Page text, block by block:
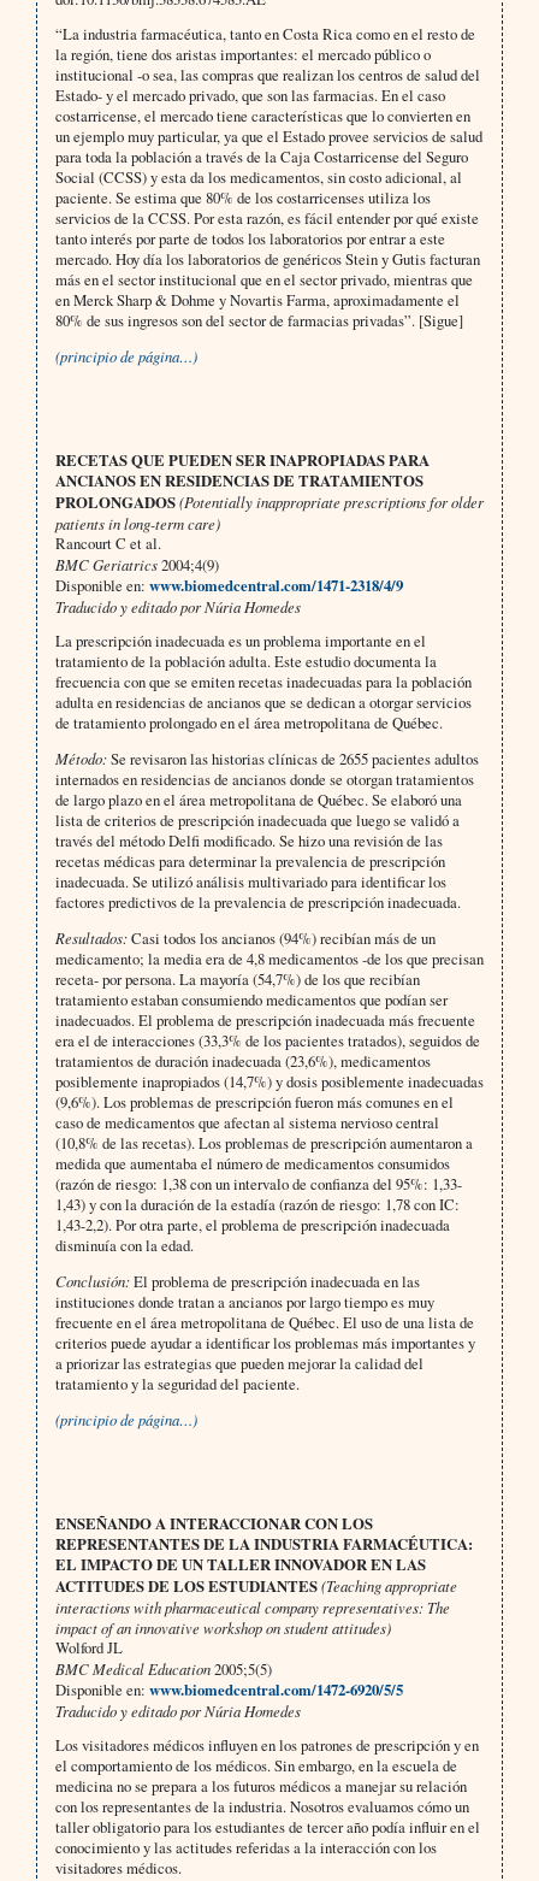
“La industria farmacéutica, tanto en Costa Rica como en el resto de
la región, tiene dos aristas importantes: el mercado público o
institucional -o sea, las compras que realizan los centros de salud del
Estado- y el mercado privado, que son las farmacias. En el caso
costarricense, el mercado tiene características que lo convierten en
un ejemplo muy particular, ya que el Estado provee servicios de salud
para toda la población a través de la Caja Costarricense del Seguro
Social (CCSS) y esta da los medicamentos, sin costo adicional, al
paciente. Se estima que 80% de los costarricenses utiliza los
servicios de la CCSS. Por esta razón, es fácil entender por qué existe
tanto interés por parte de todos los laboratorios por entrar a este
mercado. Hoy día los laboratorios de genéricos Stein y Gutis facturan
más en el sector institucional que en el sector privado, mientras que
en Merck Sharp & Dohme y Novartis Farma, aproximadamente el
80% de sus ingresos son del sector de farmacias privadas”. [Sigue]
(principio de página…)
RECETAS QUE PUEDEN SER INAPROPIADAS PARA
ANCIANOS EN RESIDENCIAS DE TRATAMIENTOS
PROLONGADOS(Potentially inappropriate prescriptions for older
patients in long-term care)
Rancourt C et al.
BMC Geriatrics2004;4(9)
Disponible en: www.biomedcentral.com/1471-2318/4/9
Traducido y editado por Núria Homedes
La prescripción inadecuada es un problema importante en el
tratamiento de la población adulta. Este estudio documenta la
frecuencia con que se emiten recetas inadecuadas para la población
adulta en residencias de ancianos que se dedican a otorgar servicios
de tratamiento prolongado en el área metropolitana de Québec.
Método:Se revisaron las historias clínicas de 2655 pacientes adultos
internados en residencias de ancianos donde se otorgan tratamientos
de largo plazo en el área metropolitana de Québec. Se elaboró una
lista de criterios de prescripción inadecuada que luego se validó a
través del método Delfi modificado. Se hizo una revisión de las
recetas médicas para determinar la prevalencia de prescripción
inadecuada. Se utilizó análisis multivariado para identificar los
factores predictivos de la prevalencia de prescripción inadecuada.
Resultados:Casi todos los ancianos (94%) recibían más de un
medicamento; la media era de 4,8 medicamentos -de los que precisan
receta- por persona. La mayoría (54,7%) de los que recibían
tratamiento estaban consumiendo medicamentos que podían ser
inadecuados. El problema de prescripción inadecuada más frecuente
era el de interacciones (33,3% de los pacientes tratados), seguidos de
tratamientos de duración inadecuada (23,6%), medicamentos
posiblemente inapropiados (14,7%) y dosis posiblemente inadecuadas
(9,6%). Los problemas de prescripción fueron más comunes en el
caso de medicamentos que afectan al sistema nervioso central
(10,8% de las recetas). Los problemas de prescripción aumentaron a
medida que aumentaba el número de medicamentos consumidos
(razón de riesgo: 1,38 con un intervalo de confianza del 95%: 1,33-
1,43) y con la duración de la estadía (razón de riesgo: 1,78 con IC:
1,43-2,2). Por otra parte, el problema de prescripción inadecuada
disminuía con la edad.
Conclusión:El problema de prescripción inadecuada en las
instituciones donde tratan a ancianos por largo tiempo es muy
frecuente en el área metropolitana de Québec. El uso de una lista de
criterios puede ayudar a identificar los problemas más importantes y
a priorizar las estrategias que pueden mejorar la calidad del
tratamiento y la seguridad del paciente.
(principio de página…)
ENSEÑANDO A INTERACCIONAR CON LOS
REPRESENTANTES DE LA INDUSTRIA FARMACÉUTICA:
EL IMPACTO DE UN TALLER INNOVADOR EN LAS
ACTITUDES DE LOS ESTUDIANTES(Teaching appropriate
interactions with pharmaceutical company representatives: The
impact of an innovative workshop on student attitudes)
Wolford JL
BMC Medical Education2005;5(5)
Disponible en: www.biomedcentral.com/1472-6920/5/5
Traducido y editado por Núria Homedes
Los visitadores médicos influyen en los patrones de prescripción y en
el comportamiento de los médicos. Sin embargo, en la escuela de
medicina no se prepara a los futuros médicos a manejar su relación
con los representantes de la industria. Nosotros evaluamos cómo un
taller obligatorio para los estudiantes de tercer año podía influir en el
conocimiento y las actitudes referidas a la interacción con los
visitadores médicos.